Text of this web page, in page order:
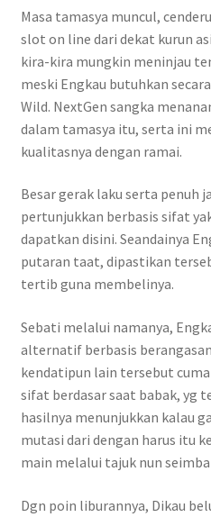
Masa tamasya muncul,
slot on line dari dekat kurun
kira-kira mungkin meninjau
meski Engkau butuhkan
Wild. NextGen sangka
dalam tamasya itu, serta ini
kualitasnya dengan ramai.
Besar gerak laku serta penuh
pertunjukkan berbasis sifat
dapatkan disini. Seandainya
putaran taat, dipastikan
tertib guna membelinya.
Sebati melalui namanya,
alternatif berbasis
kendatipun lain tersebut
sifat berdasar saat babak, yg
hasilnya menunjukkan kalau
mutasi dari dengan harus itu
main melalui tajuk nun
Dgn poin liburannya, Dikau